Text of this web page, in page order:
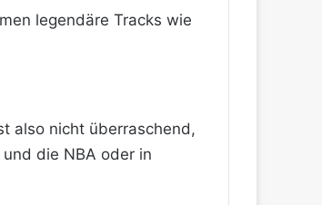
legendäre Tracks wie
also nicht überraschend,
die NBA oder in